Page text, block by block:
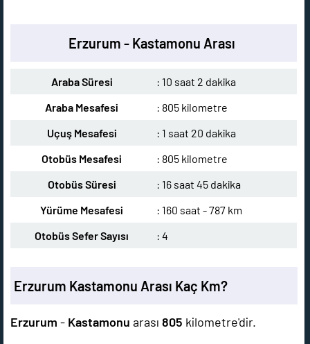
Erzurum - Kastamonu Arası
Araba Süresi
: 10 saat 2 dakika
Araba Mesafesi
: 805 kilometre
Uçuş Mesafesi
: 1 saat 20 dakika
Otobüs Mesafesi
: 805 kilometre
Otobüs Süresi
: 16 saat 45 dakika
Yürüme Mesafesi
: 160 saat - 787 km
Otobüs Sefer Sayısı
: 4
Erzurum Kastamonu Arası Kaç Km?
Erzurum - Kastamonu arası 805 kilometre'dir.